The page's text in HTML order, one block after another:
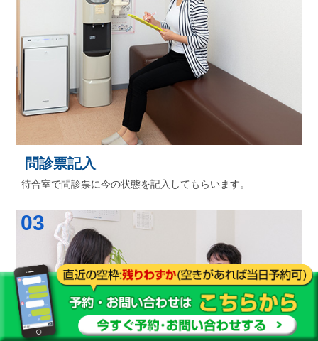
問診票記入
待合室で問診票に今の状態を記入してもらいます。
03